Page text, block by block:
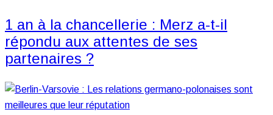
1 an à la chancellerie : Merz a-t-il
répondu aux attentes de ses
partenaires ?